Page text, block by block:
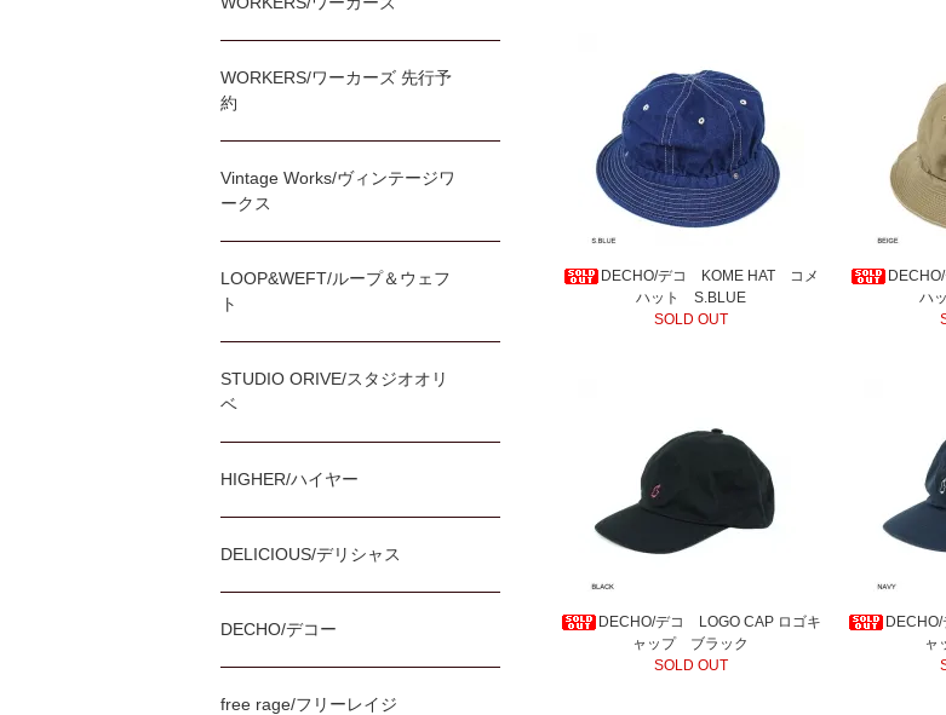
DECHO/デコ KOME HAT コメ
ハット S.BLUE
SOLD OUT
ハ
DECHO/デコ LOGO CAP ロゴキ
ャップ ブラック
SOLD OUT
ャ
WORKERS/ワーカーズ 先行予
約
Vintage Works/ヴィンテージワ
ークス
LOOP&WEFT/ループ＆ウェフ
ト
STUDIO ORIVE/スタジオオリ
ベ
HIGHER/ハイヤー
DELICIOUS/デリシャス
DECHO/デコー
free rage/フリーレイジ